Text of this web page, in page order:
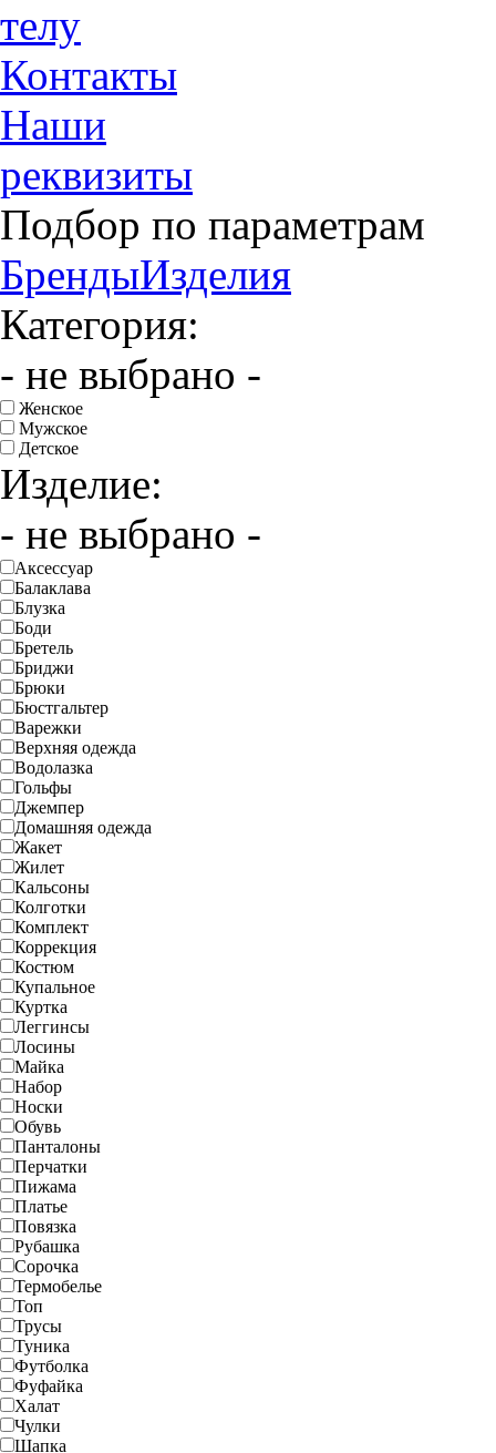
телу
Контакты
Наши
реквизиты
Подбор по параметрам
БрендыИзделия
Категория:
- не выбрано -
Женское
Мужское
Детское
Изделие:
- не выбрано -
Аксессуар
Балаклава
Блузка
Боди
Бретель
Бриджи
Брюки
Бюстгальтер
Варежки
Верхняя одежда
Водолазка
Гольфы
Джемпер
Домашняя одежда
Жакет
Жилет
Кальсоны
Колготки
Комплект
Коррекция
Костюм
Купальное
Куртка
Леггинсы
Лосины
Майка
Набор
Носки
Обувь
Панталоны
Перчатки
Пижама
Платье
Повязка
Рубашка
Сорочка
Термобелье
Топ
Трусы
Туника
Футболка
Фуфайка
Халат
Чулки
Шапка